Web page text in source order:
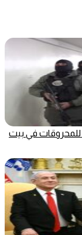
للمحروقات في بيت